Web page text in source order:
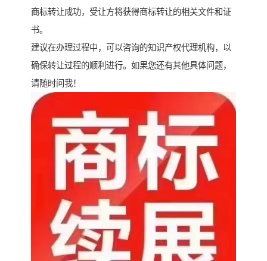
商标转让成功，受让方将获得商标转让的相关文件和证
书。
建议在办理过程中，可以咨询的知识产权代理机构，以
确保转让过程的顺利进行。如果您还有其他具体问题，
请随时问我！